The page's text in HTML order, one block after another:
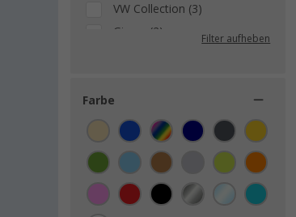
VW Collection (3)
Gimex (2)
Rotho (2)
Camplife (1)
CHG (1)
Dometic (1)
Edco (1)
Filter aufheben
Farbe